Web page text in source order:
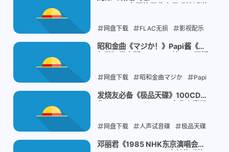
网盘下载 FLAC无损 影视配乐
周深音乐 九门OST
昭和金曲《マジか！》Papi酱《生
网盘下载 昭和金曲マジか Papi
酱生气了日文版 吉事堡AI改编 Hi-
2026-07-30
发烧友必备《极品天碟》100CD合
箱底收藏
网盘下载 人声试音碟 极品天碟
100CD合集 发烧友珍藏WAV+CUE
邓丽君《1985 NHK东京演唱会》